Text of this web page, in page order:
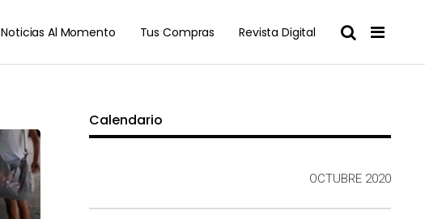
Noticias Al Momento Tus Compras Revista Digital
Calendario
OCTUBRE 2020